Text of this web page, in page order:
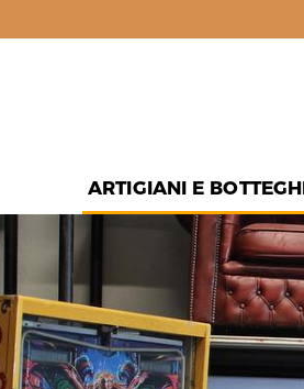
ARTIGIANI E